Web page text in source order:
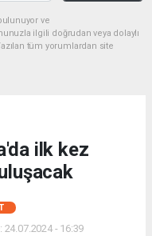
ve
ilgili doğrudan veya dolaylı
tüm yorumlardan site
ilk kez
24.07.2024 - 16:39